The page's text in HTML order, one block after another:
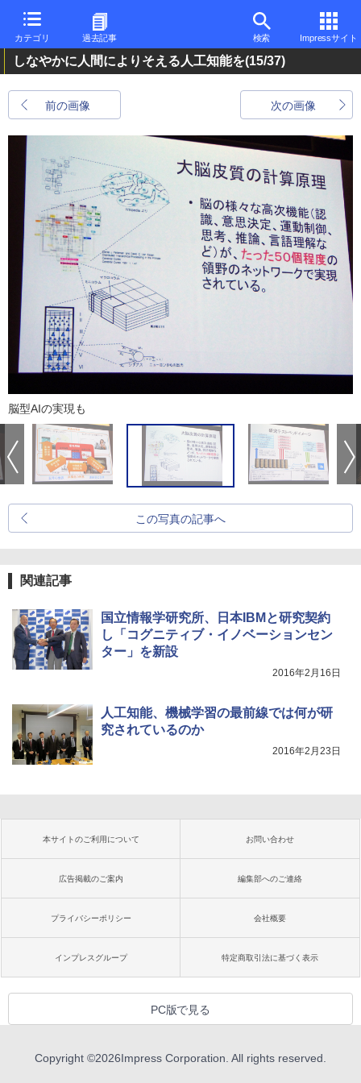
カテゴリ 過去記事 検索 Impressサイト
しなやかに人間によりそえる人工知能を(15/37)
前の画像 次の画像
脳型AIの実現も
この写真の記事へ
関連記事
国立情報学研究所、日本IBMと研究契約
し「コグニティブ・イノベーションセン
ター」を新設
2016年2月16日
人工知能、機械学習の最前線では何が研
究されているのか
2016年2月23日
本サイトのご利用について お問い合わせ
広告掲載のご案内 編集部へのご連絡
プライバシーポリシー 会社概要
インプレスグループ 特定商取引法に基づく表示
PC版で見る
Copyright ©2026Impress Corporation. All rights reserved.